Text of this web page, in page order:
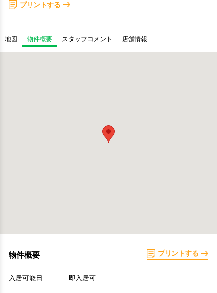
プリントする
地図 物件概要 スタッフコメント 店舗情報
物件概要 プリントする
入居可能日 即入居可